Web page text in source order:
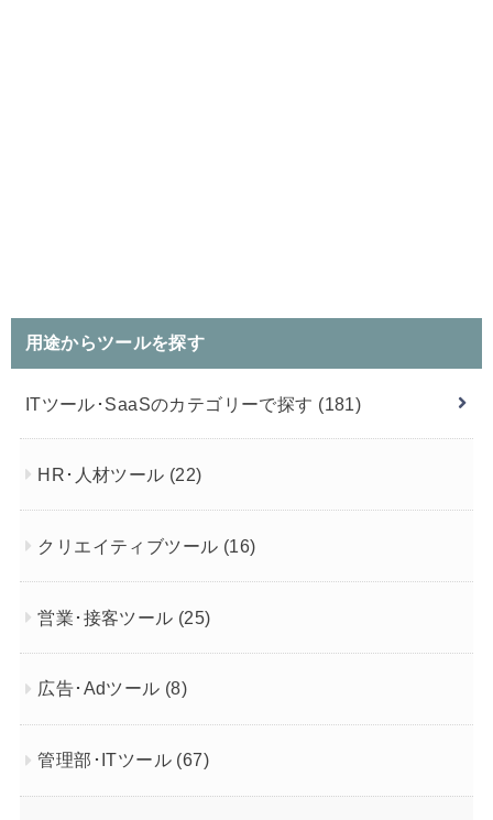
用途からツールを探す
ITツール･SaaSのカテゴリーで探す (181)
HR･人材ツール (22)
クリエイティブツール (16)
営業･接客ツール (25)
広告･Adツール (8)
管理部･ITツール (67)